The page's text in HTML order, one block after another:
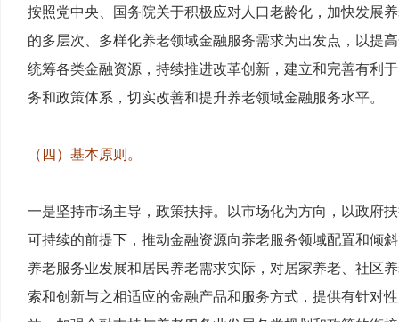
按照党中央、国务院关于积极应对人口老龄化，加快发展
的多层次、多样化养老领域金融服务需求为出发点，以提
统筹各类金融资源，持续推进改革创新，建立和完善有利
务和政策体系，切实改善和提升养老领域金融服务水平。
（四）基本原则。
一是坚持市场主导，政策扶持。以市场化为方向，以政府
可持续的前提下，推动金融资源向养老服务领域配置和倾
养老服务业发展和居民养老需求实际，对居家养老、社区
索和创新与之相适应的金融产品和服务方式，提供有针对